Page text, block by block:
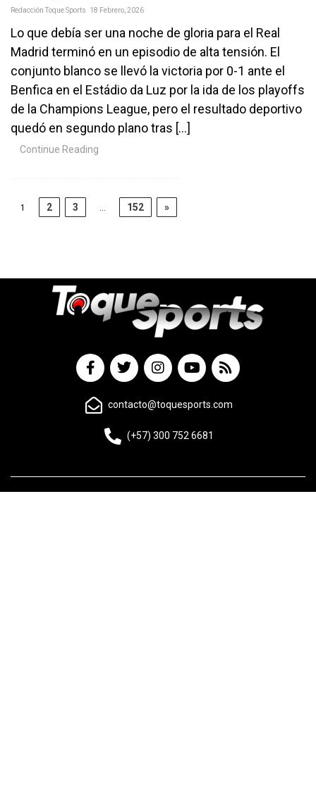
Redacción Toque Sports 18 Febrero, 2026
Lo que debía ser una noche de gloria para el Real
Madrid terminó en un episodio de alta tensión. El
conjunto blanco se llevó la victoria por 0-1 ante el
Benfica en el Estádio da Luz por la ida de los playoffs
de la Champions League, pero el resultado deportivo
quedó en segundo plano tras […]
Continue Reading
1 2 3 152 »
contacto@toquesports.com
(+57) 300 752 6681